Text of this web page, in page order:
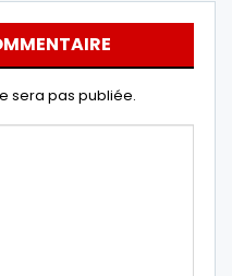
sera pas publiée.